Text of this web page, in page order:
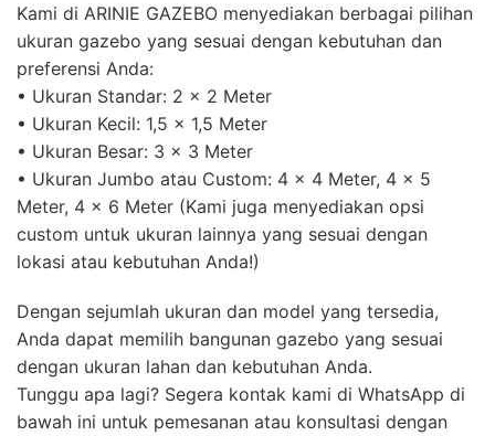
Kami di ARINIE GAZEBO menyediakan berbagai pilihan
ukuran gazebo yang sesuai dengan kebutuhan dan
preferensi Anda:
• Ukuran Standar: 2 x 2 Meter
• Ukuran Kecil: 1,5 x 1,5 Meter
• Ukuran Besar: 3 x 3 Meter
• Ukuran Jumbo atau Custom: 4 x 4 Meter, 4 x 5
Meter, 4 x 6 Meter (Kami juga menyediakan opsi
custom untuk ukuran lainnya yang sesuai dengan
lokasi atau kebutuhan Anda!)
Dengan sejumlah ukuran dan model yang tersedia,
Anda dapat memilih bangunan gazebo yang sesuai
dengan ukuran lahan dan kebutuhan Anda.
Tunggu apa lagi? Segera kontak kami di WhatsApp di
bawah ini untuk pemesanan atau konsultasi dengan